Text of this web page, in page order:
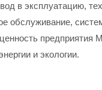
в эксплуатацию,
обслуживание,
предприятия
и экологии.